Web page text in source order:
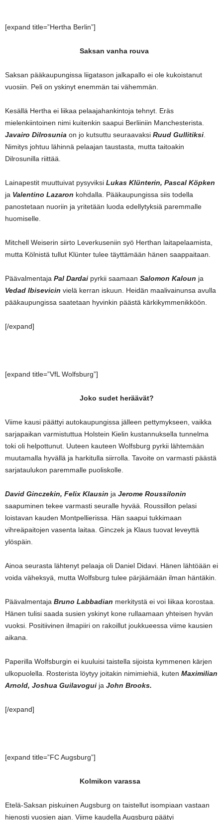
[expand title=”Hertha Berlin”]
Saksan vanha rouva
Saksan pääkaupungissa liigatason jalkapallo ei ole kukoistanut
vuosiin. Peli on yskinyt enemmän tai vähemmän.
Kesällä Hertha ei liikaa pelaajahankintoja tehnyt. Eräs
mielenkiintoinen nimi kuitenkin saapui Berliiniin Manchesterista.
Javairo Dilrosunia on jo kutsuttu seuraavaksi Ruud Gullitiksi
Nimitys johtuu lähinnä pelaajan taustasta, mutta taitoakin
Dilrosunilla riittää.
Lainapestit muuttuivat pysyviksi Lukas Klünterin, Pascal Köpken
ja Valentino Lazaron kohdalla. Pääkaupungissa siis todella
panostetaan nuoriin ja yritetään luoda edellytyksiä paremmalle
huomiselle.
Mitchell Weiserin siirto Leverkuseniin syö Herthan laitapelaamista,
mutta Kölnistä tullut Klünter tulee täyttämään hänen saappaitaan.
Päävalmentaja Pal Dardai pyrkii saamaan Salomon Kaloun ja
Vedad Ibisevicin vielä kerran iskuun. Heidän maalivainunsa avulla
pääkaupungissa saatetaan hyvinkin päästä kärkikymmenikköön.
[/expand]
[expand title=”VfL Wolfsburg”]
Joko sudet heräävät?
Viime kausi päättyi autokaupungissa jälleen pettymykseen, vaikka
sarjapaikan varmistuttua Holstein Kielin kustannuksella tunnelma
toki oli helpottunut. Uuteen kauteen Wolfsburg pyrkii lähtemään
muutamalla hyvällä ja harkitulla siirrolla. Tavoite on varmasti päästä
sarjataulukon paremmalle puoliskolle.
David Ginczekin, Felix Klausin ja Jerome Roussilonin
saapuminen tekee varmasti seuralle hyvää. Roussillon pelasi
loistavan kauden Montpellierissa. Hän saapui tukkimaan
vihreäpaitojen vasenta laitaa. Ginczek ja Klaus tuovat leveyttä
ylöspäin.
Ainoa seurasta lähtenyt pelaaja oli Daniel Didavi. Hänen lähtöään ei
voida väheksyä, mutta Wolfsburg tulee pärjäämään ilman häntäkin.
Päävalmentaja Bruno Labbadian merkitystä ei voi liikaa korostaa.
Hänen tulisi saada susien yskinyt kone rullaamaan yhteisen hyvän
vuoksi. Positiivinen ilmapiiri on rakoillut joukkueessa viime kausien
aikana.
Paperilla Wolfsburgin ei kuuluisi taistella sijoista kymmenen kärjen
ulkopuolella. Rosterista löytyy joitakin nimimiehiä, kuten Maximilian
Arnold, Joshua Guilavogui ja John Brooks.
[/expand]
[expand title=”FC Augsburg”]
Kolmikon varassa
Etelä-Saksan piskuinen Augsburg on taistellut isompiaan vastaan
hienosti vuosien ajan. Viime kaudella Augsburg päätyi